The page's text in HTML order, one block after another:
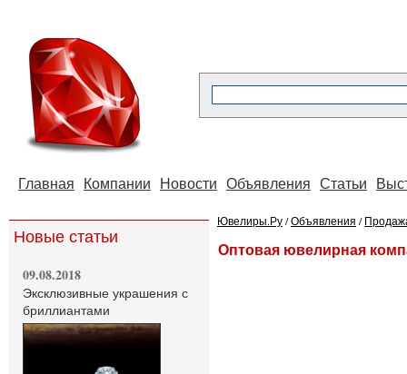
Главная Компании Новости Объявления Статьи
Новые статьи
09.08.2018
Эксклюзивные украшения с
бриллиантами
Ювелиры.Ру/Объявления /
Оптовая ювелирная